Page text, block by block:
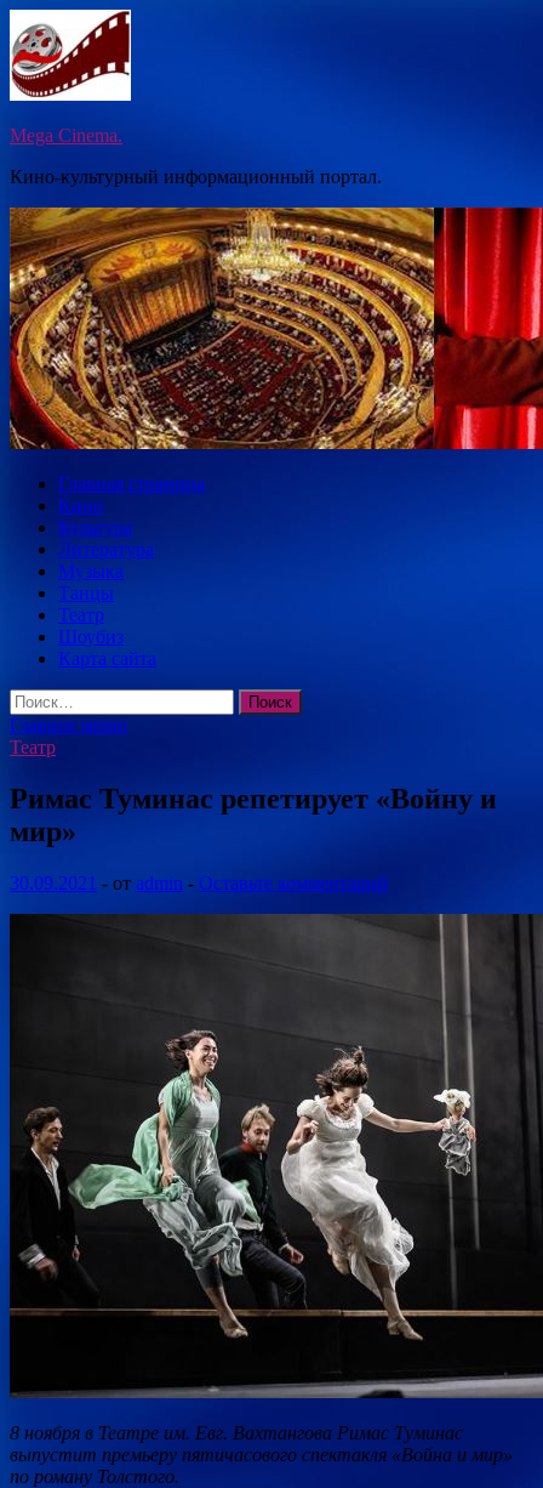
Перейти
к
содержимому
Mega Cinema.
Кино-культурный информационный портал.
Главная страница
Кино
Культура
Литература
Музыка
Танцы
Театр
Шоубиз
Карта сайта
Найти:
Главное меню
Театр
Римас Туминас репетирует «Войну и
мир»
30.09.2021 - от admin - Оставьте комментарий
8 ноября в Театре им. Евг. Вахтангова Римас Туминас
выпустит премьеру пятичасового спектакля «Война и мир»
по роману Толстого.